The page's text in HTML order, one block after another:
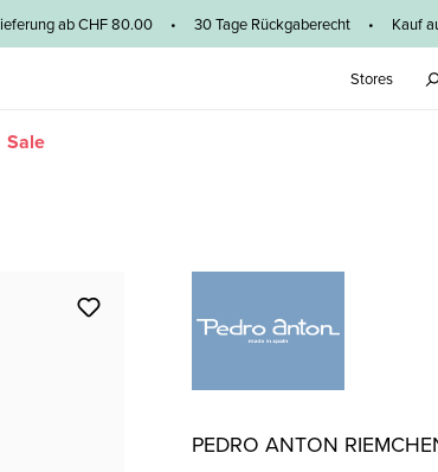
ab CHF 80.00 • 30 Tage Rückgaberecht • Kauf
Stores
Sale
PEDRO ANTON